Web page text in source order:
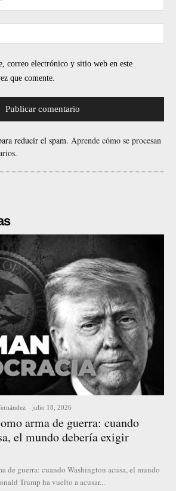
correo electrónico y sitio web en este
que comente.
reducir el spam. Aprende cómo se procesan
- julio 18, 2026
arma de guerra: cuando
el mundo debería exigir
de guerra: cuando Washington acusa, el mundo
Trump ha vuelto a acusar...